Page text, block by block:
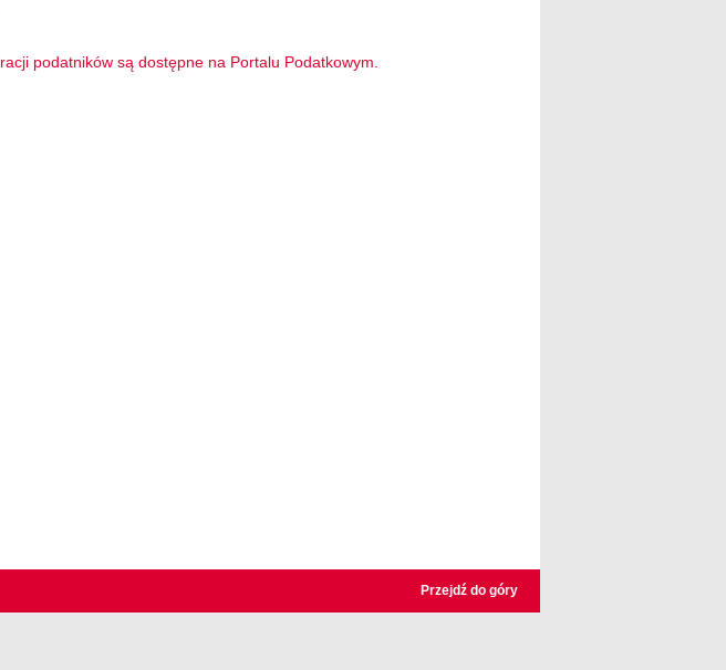
podatników są dostępne na Portalu Podatkowym.
Przejdź do góry